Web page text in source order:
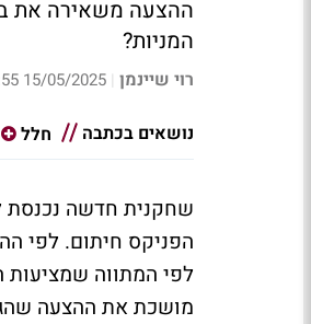
ההצעה משאירה את
המניות?
רוי שיינמן |
15/05/2025 09:55
נושאים בכתבה חלל
שחקנית חדשה נכנסת
מושכת את ההצעה